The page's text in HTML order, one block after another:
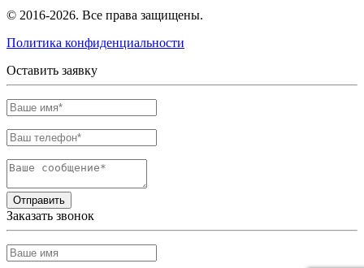
© 2016-2026. Все права защищены.
Политика конфиденциальности
Оставить заявку
Отправить
Заказать звонок